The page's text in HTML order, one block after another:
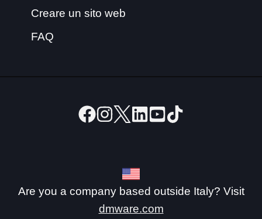
Creare un sito web
FAQ
Are you a company based outside Italy? Visit
dmware.com